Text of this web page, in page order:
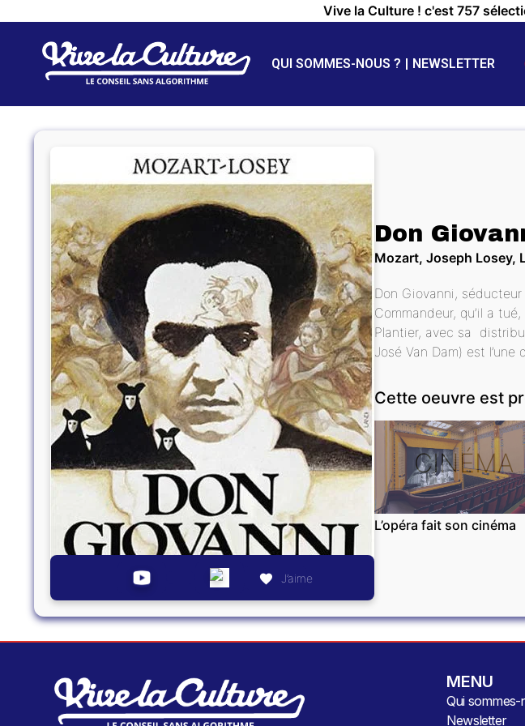
Vive la Culture ! c'est 757
QUI SOMMES-NOUS ? NEWSLETTER
J’aime
Don
Mozart, Joseph Losey,
Don Giovanni,
Commandeur, qu’il a
Plantier, avec sa
José Van Dam) est
Cette oeuvre est
CINÉMA
L’opéra fait son cinéma
MENU
Qui sommes-
Newsletter